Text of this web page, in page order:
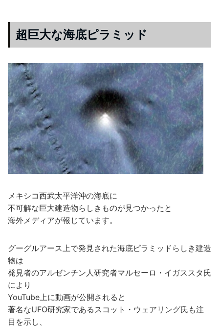
超巨大な海底ピラミッド
メキシコ西武太平洋沖の海底に
不可解な巨大建造物らしきものが見つかったと
海外メディアが報じています。
グーグルアース上で発見された海底ピラミッドらしき建造
物は
発見者のアルゼンチン人研究者マルセーロ・イガススタ氏
により
YouTube上に動画が公開されると
著名なUFO研究家であるスコット・ウェアリング氏も注
目を示し、